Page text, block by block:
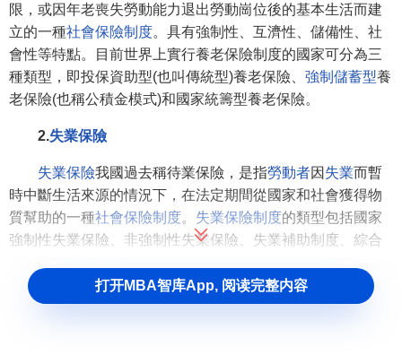
限，或因年老喪失勞動能力退出勞動崗位後的基本生活而建
立的一種社會保險制度。具有強制性、互濟性、儲備性、社
會性等特點。目前世界上實行養老保險制度的國家可分為三
種類型，即投保資助型(也叫傳統型)養老保險、 強制儲蓄型養
老保險(也稱公積金模式)和國家統籌型養老保險。
2.失業保險
失業保險我國過去稱待業保險，是指勞動者因 失業而暫
時中斷生活來源的情況下，在法定期間從國家和社會獲得物
質幫助的一種社會保險制度。 失業保險制度的類型包括國家
強制性失業保險、非強制性失業保險、失業補助制度、綜合
3.
打开MBA智库App, 阅读完整内容